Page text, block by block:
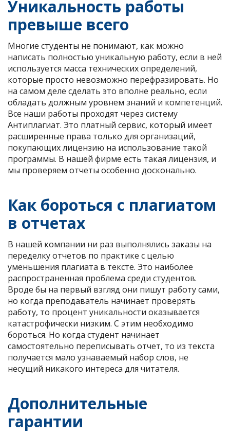
Уникальность работы
превыше всего
Многие студенты не понимают, как можно
написать полностью уникальную работу, если в ней
используется масса технических определений,
которые просто невозможно перефразировать. Но
на самом деле сделать это вполне реально, если
обладать должным уровнем знаний и компетенций.
Все наши работы проходят через систему
Антиплагиат. Это платный сервис, который имеет
расширенные права только для организаций,
покупающих лицензию на использование такой
программы. В нашей фирме есть такая лицензия, и
мы проверяем отчеты особенно досконально.
Как бороться с плагиатом
в отчетах
В нашей компании ни раз выполнялись заказы на
переделку отчетов по практике с целью
уменьшения плагиата в тексте. Это наиболее
распространенная проблема среди студентов.
Вроде бы на первый взгляд они пишут работу сами,
но когда преподаватель начинает проверять
работу, то процент уникальности оказывается
катастрофически низким. С этим необходимо
бороться. Но когда студент начинает
самостоятельно переписывать отчет, то из текста
получается мало узнаваемый набор слов, не
несущий никакого интереса для читателя.
Дополнительные
гарантии